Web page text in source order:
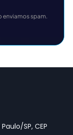
enviamos spam.
SP, CEP